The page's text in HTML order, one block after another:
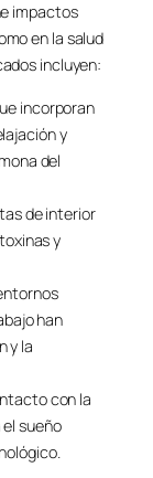
impactos
en la salud
incluyen:
incorporan
y
del
de interior
y
han
y la
con la
sueño